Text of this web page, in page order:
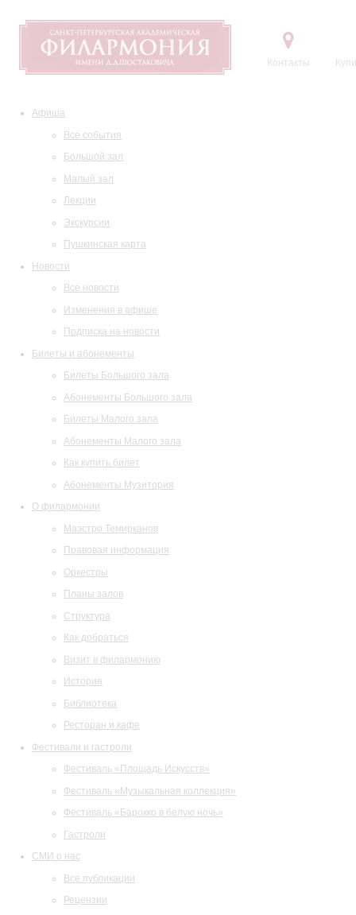
Контакты
Афиша
Все события
Большой зал
Малый зал
Лекции
Экскурсии
Пушкинская карта
Новости
Все новости
Изменения в афише
Подписка на новости
Билеты и абонементы
Билеты Большого зала
Абонементы Большого зала
Билеты Малого зала
Абонементы Малого зала
Как купить билет
Абонементы Музитория
О филармонии
Маэстро Темирканов
Правовая информация
Оркестры
Планы залов
Структура
Как добраться
Визит в филармонию
История
Библиотека
Ресторан и кафе
Фестивали и гастроли
Фестиваль «Площадь Искусств»
Фестиваль «Музыкальная коллекция»
Фестиваль «Барокко в белую ночь»
Гастроли
СМИ о нас
Все публикации
Рецензии